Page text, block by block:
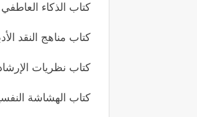
كتاب الذكاء
كتاب مناهج النقد
كتاب نظريات
كتاب الهشاشة